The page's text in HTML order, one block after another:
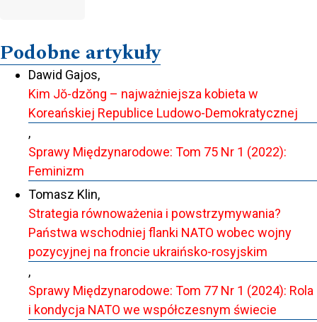
Podobne artykuły
Dawid Gajos,
Kim Jŏ-dzŏng – najważniejsza kobieta w
Koreańskiej Republice Ludowo-Demokratycznej
,
Sprawy Międzynarodowe: Tom 75 Nr 1 (2022):
Feminizm
Tomasz Klin,
Strategia równoważenia i powstrzymywania?
Państwa wschodniej flanki NATO wobec wojny
pozycyjnej na froncie ukraińsko-rosyjskim
,
Sprawy Międzynarodowe: Tom 77 Nr 1 (2024): Rola
i kondycja NATO we współczesnym świecie